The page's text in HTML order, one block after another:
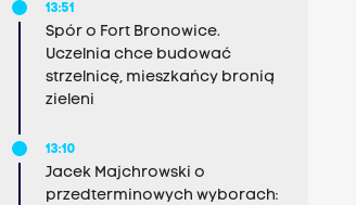
13:51
Spór o Fort Bronowice.
Uczelnia chce budować
strzelnicę, mieszkańcy bronią
zieleni
13:10
Jacek Majchrowski o
przedterminowych wyborach: